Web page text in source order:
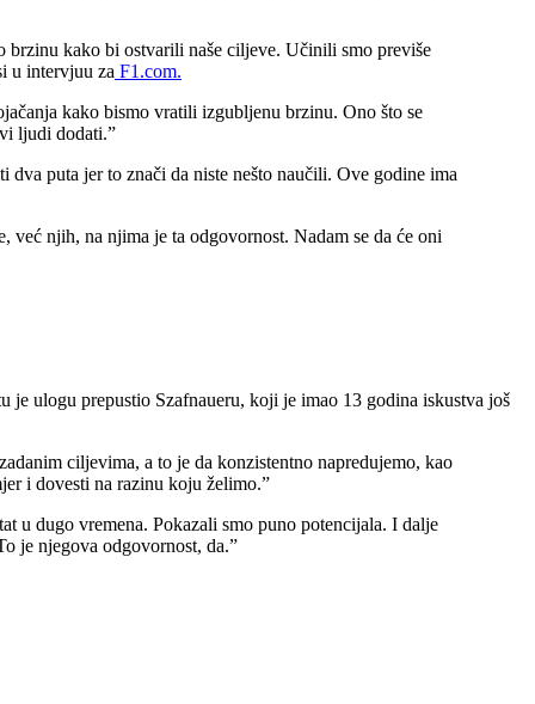
brzinu kako bi ostvarili naše ciljeve. Učinili smo previše
u intervjuu za F1.com.
kako bismo vratili izgubljenu brzinu. Ono što se
ljudi dodati.”
puta jer to znači da niste nešto naučili. Ove godine ima
već njih, na njima je ta odgovornost. Nadam se da će oni
je ulogu prepustio Szafnaueru, koji je imao 13 godina iskustva još
ciljevima, a to je da konzistentno napredujemo, kao
i dovesti na razinu koju želimo.”
u dugo vremena. Pokazali smo puno potencijala. I dalje
je njegova odgovornost, da.”